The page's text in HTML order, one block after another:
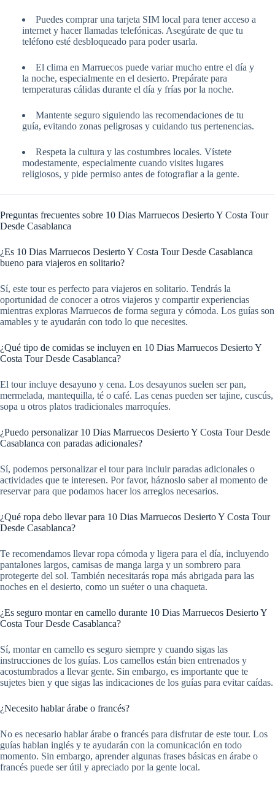
Puedes comprar una tarjeta SIM local para tener acceso a
internet y hacer llamadas telefónicas. Asegúrate de que tu
teléfono esté desbloqueado para poder usarla.
El clima en Marruecos puede variar mucho entre el día y
la noche, especialmente en el desierto. Prepárate para
temperaturas cálidas durante el día y frías por la noche.
Mantente seguro siguiendo las recomendaciones de tu
guía, evitando zonas peligrosas y cuidando tus pertenencias.
Respeta la cultura y las costumbres locales. Vístete
modestamente, especialmente cuando visites lugares
religiosos, y pide permiso antes de fotografiar a la gente.
Preguntas frecuentes sobre 10 Dias Marruecos Desierto Y Costa Tour
Desde Casablanca
¿Es 10 Dias Marruecos Desierto Y Costa Tour Desde Casablanca
bueno para viajeros en solitario?
Sí, este tour es perfecto para viajeros en solitario. Tendrás la
oportunidad de conocer a otros viajeros y compartir experiencias
mientras exploras Marruecos de forma segura y cómoda. Los guías son
amables y te ayudarán con todo lo que necesites.
¿Qué tipo de comidas se incluyen en 10 Dias Marruecos Desierto Y
Costa Tour Desde Casablanca?
El tour incluye desayuno y cena. Los desayunos suelen ser pan,
mermelada, mantequilla, té o café. Las cenas pueden ser tajine, cuscús,
sopa u otros platos tradicionales marroquíes.
¿Puedo personalizar 10 Dias Marruecos Desierto Y Costa Tour Desde
Casablanca con paradas adicionales?
Sí, podemos personalizar el tour para incluir paradas adicionales o
actividades que te interesen. Por favor, háznoslo saber al momento de
reservar para que podamos hacer los arreglos necesarios.
¿Qué ropa debo llevar para 10 Dias Marruecos Desierto Y Costa Tour
Desde Casablanca?
Te recomendamos llevar ropa cómoda y ligera para el día, incluyendo
pantalones largos, camisas de manga larga y un sombrero para
protegerte del sol. También necesitarás ropa más abrigada para las
noches en el desierto, como un suéter o una chaqueta.
¿Es seguro montar en camello durante 10 Dias Marruecos Desierto Y
Costa Tour Desde Casablanca?
Sí, montar en camello es seguro siempre y cuando sigas las
instrucciones de los guías. Los camellos están bien entrenados y
acostumbrados a llevar gente. Sin embargo, es importante que te
sujetes bien y que sigas las indicaciones de los guías para evitar caídas.
¿Necesito hablar árabe o francés?
No es necesario hablar árabe o francés para disfrutar de este tour. Los
guías hablan inglés y te ayudarán con la comunicación en todo
momento. Sin embargo, aprender algunas frases básicas en árabe o
francés puede ser útil y apreciado por la gente local.